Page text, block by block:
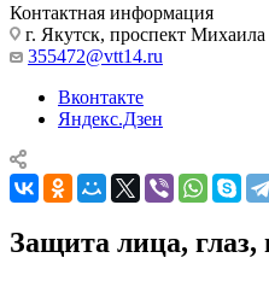
Контактная информация
г. Якутск, проспект
355472@vtt14.ru
Вконтакте
Яндекс.Дзен
Защита лица, глаз,